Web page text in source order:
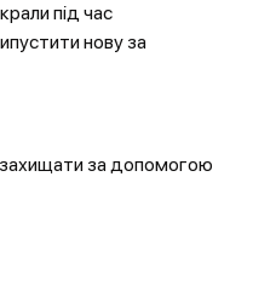
під час
нову за
захищати за допомогою